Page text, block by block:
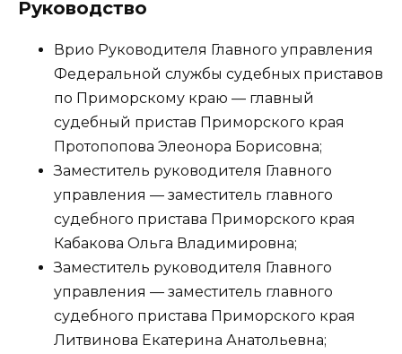
Руководство
Врио Руководителя Главного управления
Федеральной службы судебных приставов
по Приморскому краю — главный
судебный пристав Приморского края
Протопопова Элеонора Борисовна;
Заместитель руководителя Главного
управления — заместитель главного
судебного пристава Приморского края
Кабакова Ольга Владимировна;
Заместитель руководителя Главного
управления — заместитель главного
судебного пристава Приморского края
Литвинова Екатерина Анатольевна;